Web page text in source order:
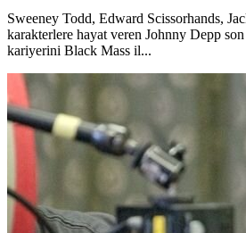
Sweeney Todd, Edward Scissorhands,
karakterlere hayat veren Johnny Depp son
kariyerini Black Mass il...